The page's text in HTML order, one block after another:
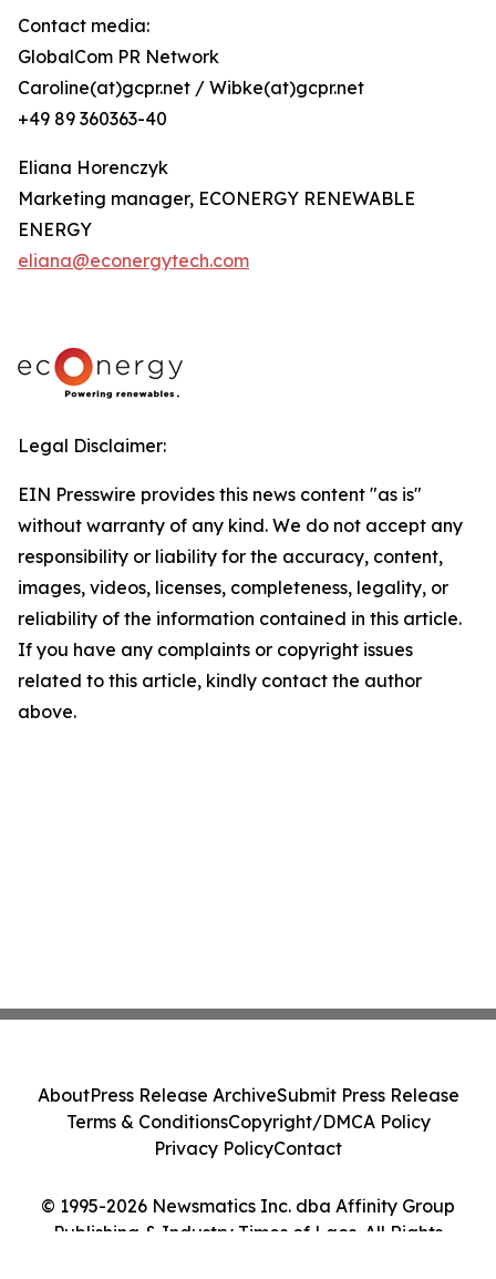
Contact media:
GlobalCom PR Network
Caroline(at)gcpr.net / Wibke(at)gcpr.net
+49 89 360363-40
Eliana Horenczyk
Marketing manager, ECONERGY RENEWABLE
ENERGY
eliana@econergytech.com
Legal Disclaimer:
EIN Presswire provides this news content "as is"
without warranty of any kind. We do not accept any
responsibility or liability for the accuracy, content,
images, videos, licenses, completeness, legality, or
reliability of the information contained in this article.
If you have any complaints or copyright issues
related to this article, kindly contact the author
above.
© 1995-2026 Newsmatics Inc. dba Affinity Group
Publishing & Industry Times of Laos. All Rights
AboutPress Release ArchiveSubmit Press Release
Terms & ConditionsCopyright/DMCA Policy
Privacy PolicyContact